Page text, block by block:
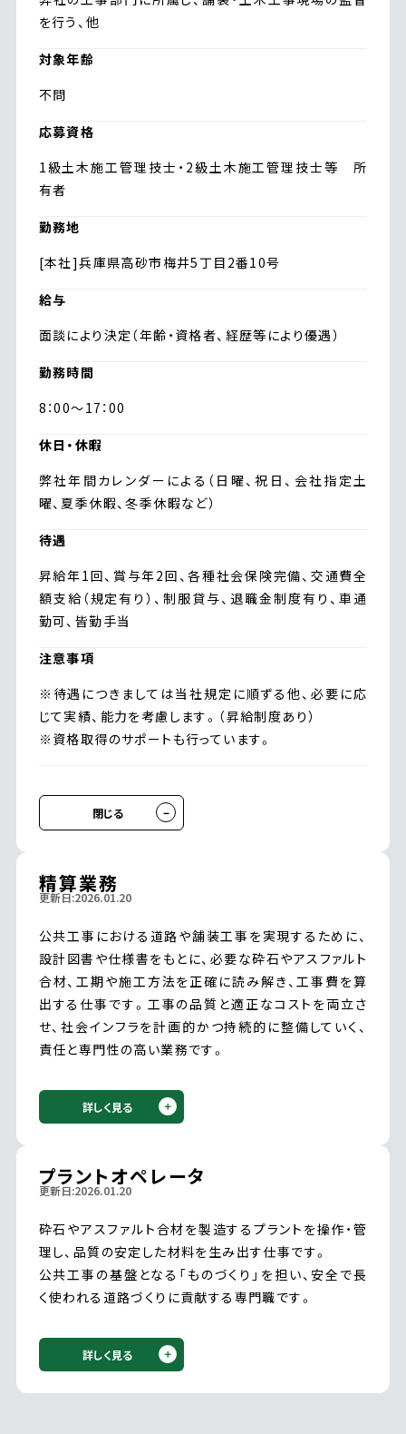
を行う、他
対象年齢
不問
応募資格
1級土木施工管理技士・2級土木施工管理技士等 所
有者
勤務地
[本社]兵庫県高砂市梅井5丁目2番10号
給与
面談により決定（年齢・資格者、経歴等により優遇）
勤務時間
8：00～17：00
休日・休暇
弊社年間カレンダーによる（日曜、祝日、会社指定土
曜、夏季休暇、冬季休暇など）
待遇
昇給年1回、賞与年2回、各種社会保険完備、交通費全
額支給（規定有り）、制服貸与、退職金制度有り、車通
勤可、皆勤手当
注意事項
※待遇につきましては当社規定に順ずる他、必要に応
じて実績、能力を考慮します。（昇給制度あり）
※資格取得のサポートも行っています。
閉じる
精算業務
更新日:2026.01.20
公共工事における道路や舗装工事を実現するために、
設計図書や仕様書をもとに、必要な砕石やアスファルト
合材、工期や施工方法を正確に読み解き、工事費を算
出する仕事です。工事の品質と適正なコストを両立さ
せ、社会インフラを計画的かつ持続的に整備していく、
責任と専門性の高い業務です。
詳しく見る
プラントオペレータ
更新日:2026.01.20
砕石やアスファルト合材を製造するプラントを操作・管
理し、品質の安定した材料を生み出す仕事です。
公共工事の基盤となる「ものづくり」を担い、安全で長
く使われる道路づくりに貢献する専門職です。
詳しく見る